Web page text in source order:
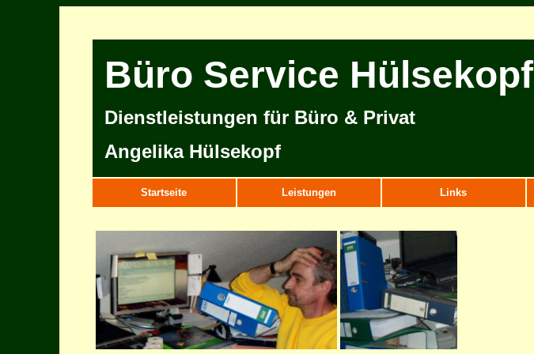
Büro Service Hülsekopf
Dienstleistungen für Büro & Privat
Angelika Hülsekopf
Startseite Leistungen Links